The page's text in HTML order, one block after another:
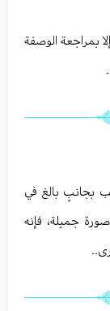
بمراجعة الوصفة
بجانبٍ بالغ في
جميلة، فإنه